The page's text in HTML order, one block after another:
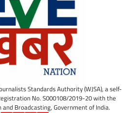
Standards Authority (WJSA), a self-
No. S000108/2019-20 with the
Broadcasting, Government of India.